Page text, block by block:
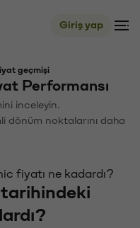
Giriş yap
geçmişi
Performansı
inceleyin.
dönüm noktalarını daha
fiyatı ne kadardı?
tarihindeki